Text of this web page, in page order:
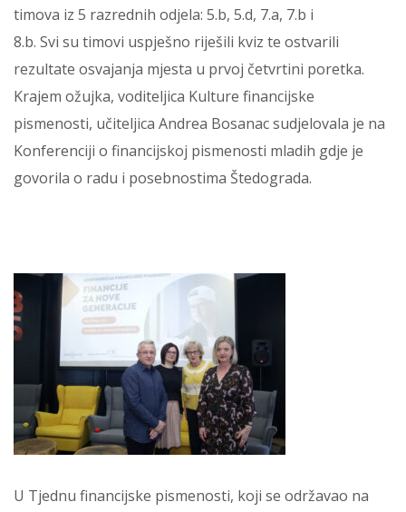
timova iz 5 razrednih odjela: 5.b, 5.d, 7.a, 7.b i
8.b. Svi su timovi uspješno riješili kviz te ostvarili
rezultate osvajanja mjesta u prvoj četvrtini poretka.
Krajem ožujka, voditeljica Kulture financijske
pismenosti, učiteljica Andrea Bosanac sudjelovala je na
Konferenciji o financijskoj pismenosti mladih gdje je
govorila o radu i posebnostima Štedograda.
U Tjednu financijske pismenosti, koji se održavao na